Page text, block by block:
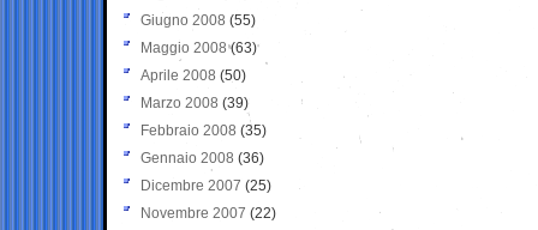
Giugno 2008 (55)
Maggio 2008(63)
Aprile 2008 (50)
Marzo 2008 (39)
Febbraio 2008 (35)
Gennaio 2008 (36)
Dicembre 2007 (25)
Novembre 2007 (22)